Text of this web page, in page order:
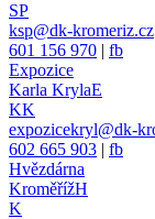
SP
ksp@dk-kromeriz.cz
601 156 970 | fb
Expozice
Karla KrylaE
KK
expozicekryl@dk-
602 665 903 | fb
Hvězdárna
KroměřížH
K